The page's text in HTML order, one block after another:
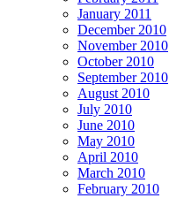
January 2011
December 2010
November 2010
October 2010
September 2010
August 2010
July 2010
June 2010
May 2010
April 2010
March 2010
February 2010